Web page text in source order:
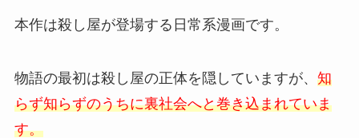
本作は殺し屋が登場する日常系漫画です。
物語の最初は殺し屋の正体を隠していますが、 知
らず知らずのうちに裏社会へと巻き込まれていま
す。